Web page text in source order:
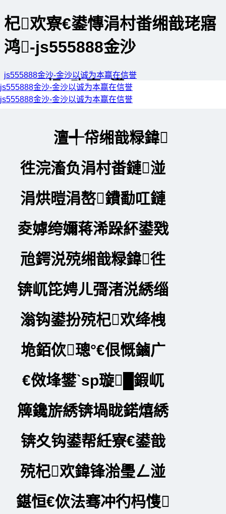
杞欢寮€鍙慱涓村畨缃戠珯寤
鸿-js555888金沙
js555888金沙-金沙以诚为本赢在信誉
js555888金沙-金沙以诚为本赢在信誉
js555888金沙-金沙以诚为本赢在信誉
杞欢寮€鍙?/h6>
澶╃帒缃戠粶鍏
徃浣滀负涓村畨鏈湴
涓烘暟涓嶅鐨勫叿鏈
夌嫭绔嬭蒋浠跺紑鍙戣
兘鍔涚殑缃戠粶鍏徃
锛屼笓娉ㄦ彁渚涚綉缁
滃钩鍙扮殑杞欢绛栧
垝銆佽璁°€佷慨鏀广
€傚埄鐢ˋsp璇█鍜屼
簰鑱旂綉锛堝眬鍩熺綉
锛夊钩鍙帮紝寮€鍙戠
殑杞欢鍏锋湁璺ㄥ湴
鍖恒€佽法骞冲彴杩愯
网站地图